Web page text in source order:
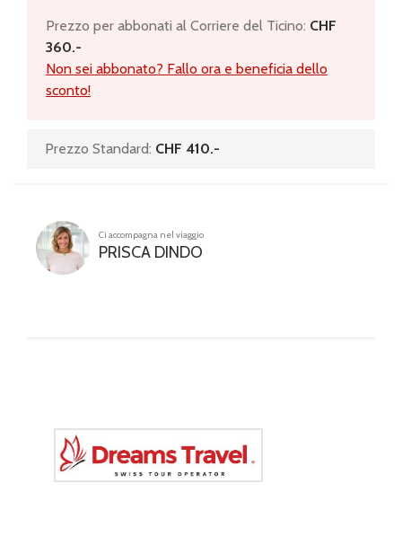
Prezzo per abbonati al Corriere del Ticino: CHF
360.-
Non sei abbonato? Fallo ora e beneficia dello
sconto!
Prezzo Standard: CHF 410.-
Ci accompagna nel viaggio
PRISCA DINDO